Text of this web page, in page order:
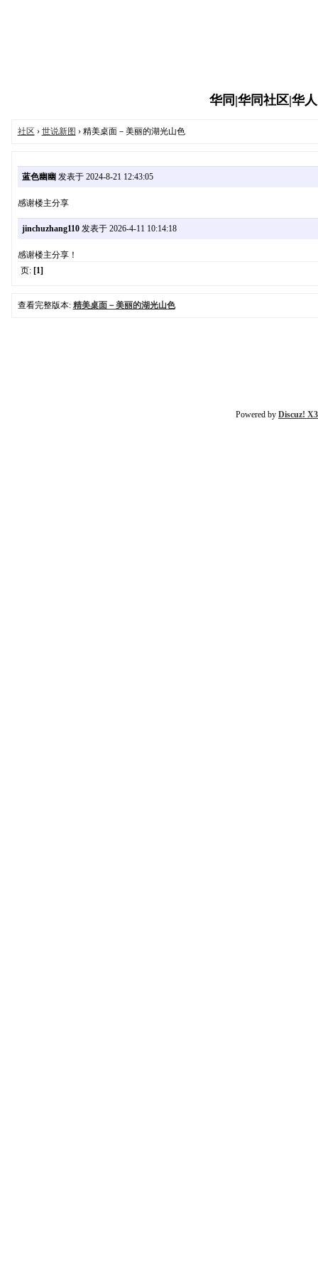
华同|华同社区|华
社区› 世说新图 › 精美桌面－美丽的湖光山色
蓝色幽幽发表于 2024-8-21 12:43:05
感谢楼主分享
jinchuzhang110发表于 2026-4-11 10:14:18
感谢楼主分享！
页: [1]
查看完整版本: 精美桌面－美丽的湖光山色
Powered by Discuz!